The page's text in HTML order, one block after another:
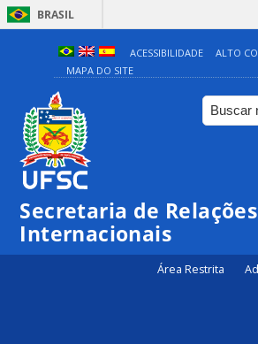
BRASIL
ACESSIBILIDADE
ALTO
MAPA DO SITE
Secretaria de Relações
Internacionais
Área Restrita